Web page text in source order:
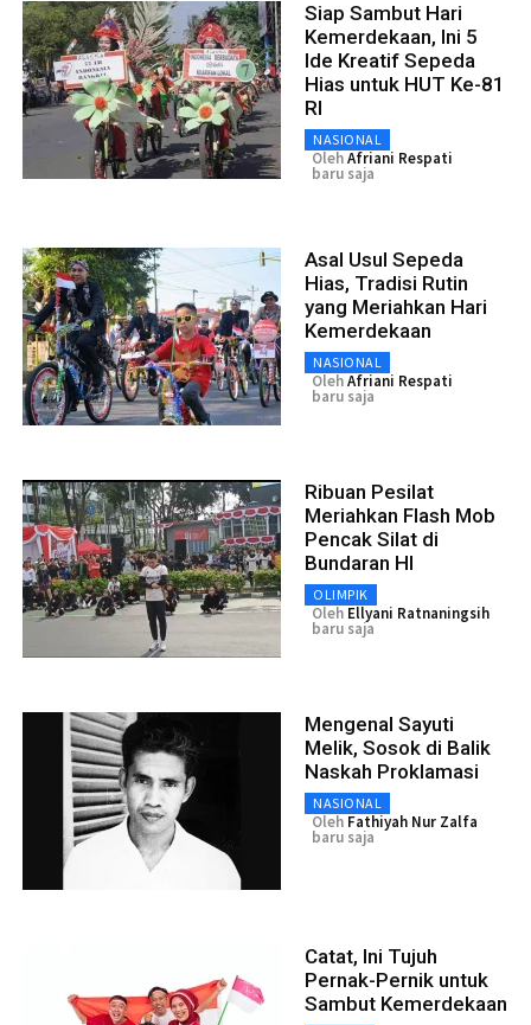
Siap Sambut Hari
Kemerdekaan, Ini 5
Ide Kreatif Sepeda
Hias untuk HUT Ke-81
RI
NASIONAL
OlehAfriani Respati
baru saja
Asal Usul Sepeda
Hias, Tradisi Rutin
yang Meriahkan Hari
Kemerdekaan
NASIONAL
OlehAfriani Respati
baru saja
Ribuan Pesilat
Meriahkan Flash Mob
Pencak Silat di
Bundaran HI
OLIMPIK
Oleh Ellyani Ratnaningsih
baru saja
Mengenal Sayuti
Melik, Sosok di Balik
Naskah Proklamasi
NASIONAL
Oleh Fathiyah Nur Zalfa
baru saja
Catat, Ini Tujuh
Pernak-Pernik untuk
Sambut Kemerdekaan